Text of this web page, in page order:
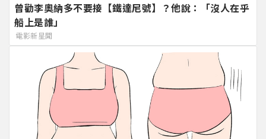
曾勸李奧納多不要接【鐵達尼號】？他說：「沒人在乎
船上是誰」
電影新星聞